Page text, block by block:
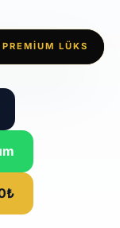
PREMIUM LÜKS